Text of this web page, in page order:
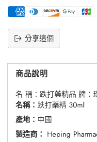
分享這個
產
商品說明
名 稱：跌打藥精品 牌：
名稱： 跌打藥精 30ml
產地： 中國
製造商： Heping